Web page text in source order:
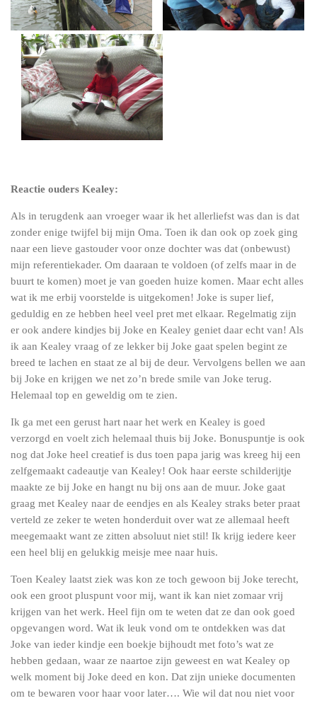
Reactie ouders Kealey:
Als in terugdenk aan vroeger waar ik het allerliefst was dan is dat
zonder enige twijfel bij mijn Oma. Toen ik dan ook op zoek ging
naar een lieve gastouder voor onze dochter was dat (onbewust)
mijn referentiekader. Om daaraan te voldoen (of zelfs maar in de
buurt te komen) moet je van goeden huize komen. Maar echt alles
wat ik me erbij voorstelde is uitgekomen! Joke is super lief,
geduldig en ze hebben heel veel pret met elkaar. Regelmatig zijn
er ook andere kindjes bij Joke en Kealey geniet daar echt van! Als
ik aan Kealey vraag of ze lekker bij Joke gaat spelen begint ze
breed te lachen en staat ze al bij de deur. Vervolgens bellen we aan
bij Joke en krijgen we net zo’n brede smile van Joke terug.
Helemaal top en geweldig om te zien.
Ik ga met een gerust hart naar het werk en Kealey is goed
verzorgd en voelt zich helemaal thuis bij Joke. Bonuspuntje is ook
nog dat Joke heel creatief is dus toen papa jarig was kreeg hij een
zelfgemaakt cadeautje van Kealey! Ook haar eerste schilderijtje
maakte ze bij Joke en hangt nu bij ons aan de muur. Joke gaat
graag met Kealey naar de eendjes en als Kealey straks beter praat
verteld ze zeker te weten honderduit over wat ze allemaal heeft
meegemaakt want ze zitten absoluut niet stil! Ik krijg iedere keer
een heel blij en gelukkig meisje mee naar huis.
Toen Kealey laatst ziek was kon ze toch gewoon bij Joke terecht,
ook een groot pluspunt voor mij, want ik kan niet zomaar vrij
krijgen van het werk. Heel fijn om te weten dat ze dan ook goed
opgevangen word. Wat ik leuk vond om te ontdekken was dat
Joke van ieder kindje een boekje bijhoudt met foto’s wat ze
hebben gedaan, waar ze naartoe zijn geweest en wat Kealey op
welk moment bij Joke deed en kon. Dat zijn unieke documenten
om te bewaren voor haar voor later…. Wie wil dat nou niet voor